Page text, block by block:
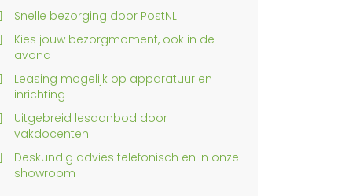
Snelle bezorging door PostNL
Kies jouw bezorgmoment, ook in de
avond
Leasing mogelijk op apparatuur en
inrichting
Uitgebreid lesaanbod door
vakdocenten
Deskundig advies telefonisch en in onze
showroom